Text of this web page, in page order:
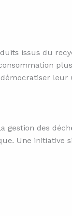
issus du
leur
gestion des
Une initiative